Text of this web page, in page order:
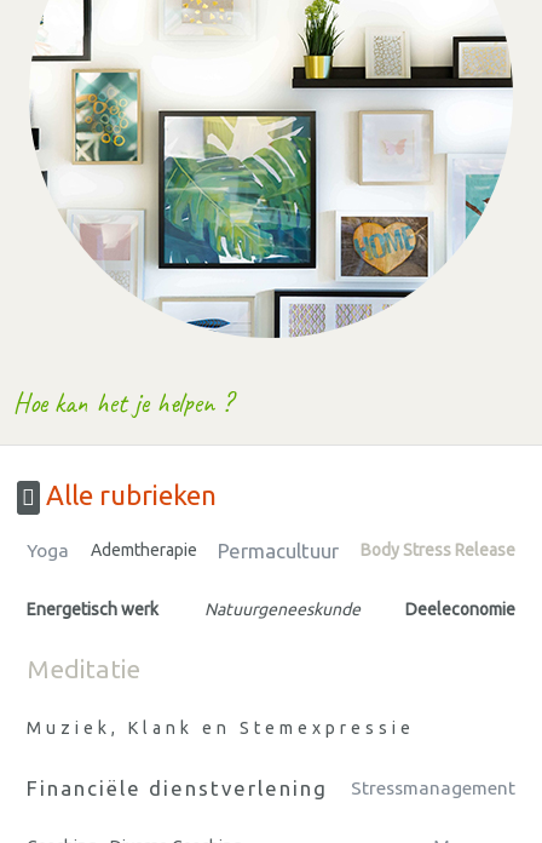
Hoe kan het je helpen ?
Alle rubrieken
Yoga Ademtherapie Permacultuur Body Stress Release
Energetisch werk Natuurgeneeskunde Deeleconomie
Meditatie
Muziek, Klank en Stemexpressie
Financiële dienstverlening Stressmanagement